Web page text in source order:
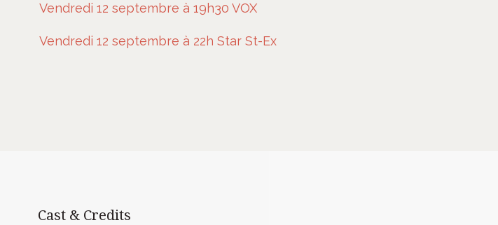
Vendredi 12 septembre à 19h30 VOX
Vendredi 12 septembre à 22h Star St-Ex
Cast & Credits